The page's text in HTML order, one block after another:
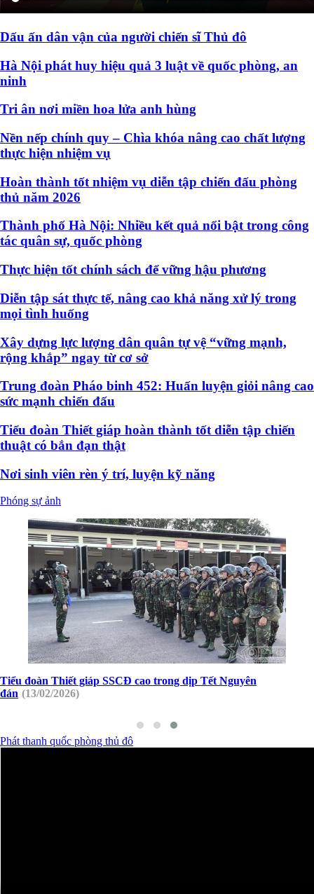
Dấu ấn dân vận của người chiến sĩ Thủ đô
Hà Nội phát huy hiệu quả 3 luật về quốc phòng, an
ninh
Tri ân nơi miền hoa lửa anh hùng
Nền nếp chính quy – Chìa khóa nâng cao chất lượng
thực hiện nhiệm vụ
Hoàn thành tốt nhiệm vụ diễn tập chiến đấu phòng
thủ năm 2026
Thành phố Hà Nội: Nhiều kết quả nổi bật trong công
tác quân sự, quốc phòng
Thực hiện tốt chính sách để vững hậu phương
Diễn tập sát thực tế, nâng cao khả năng xử lý trong
mọi tình huống
Xây dựng lực lượng dân quân tự vệ “vững mạnh,
rộng khắp” ngay từ cơ sở
Trung đoàn Pháo binh 452: Huấn luyện giỏi nâng cao
sức mạnh chiến đấu
Tiểu đoàn Thiết giáp hoàn thành tốt diễn tập chiến
thuật có bắn đạn thật
Nơi sinh viên rèn ý trí, luyện kỹ năng
Phóng sự ảnh
Tiểu đoàn Thiết giáp SSCĐ cao trong dịp Tết Nguyên
đán (13/02/2026)
Phát thanh quốc phòng thủ đô